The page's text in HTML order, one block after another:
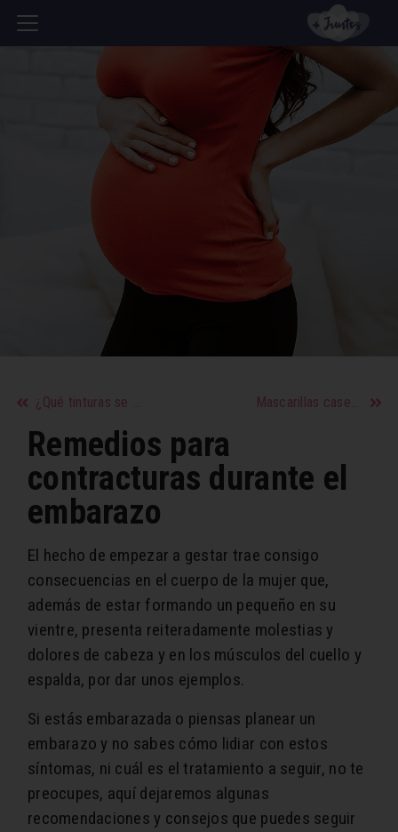
¿Qué tinturas se puede usar durante el embarazo? Mascarillas caseras para hidratar el cabello
Remedios para
contracturas durante el
embarazo
El hecho de empezar a gestar trae consigo
consecuencias en el cuerpo de la mujer que,
además de estar formando un pequeño en su
vientre, presenta reiteradamente molestias y
dolores de cabeza y en los músculos del cuello y
espalda, por dar unos ejemplos.
Si estás embarazada o piensas planear un
embarazo y no sabes cómo lidiar con estos
síntomas, ni cuál es el tratamiento a seguir, no te
preocupes, aquí dejaremos algunas
recomendaciones y consejos que puedes seguir